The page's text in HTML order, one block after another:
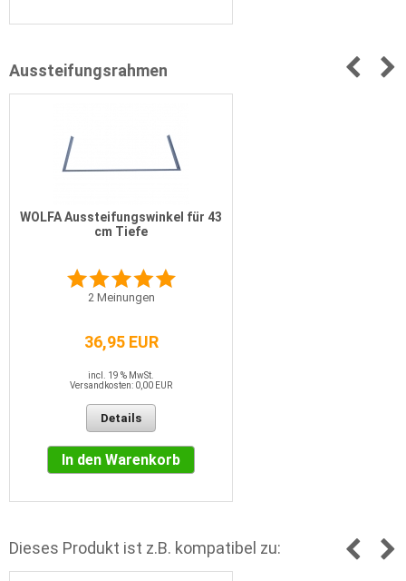
Aussteifungsrahmen
WOLFA Aussteifungswinkel für 43
cm Tiefe
2Meinungen
36,95 EUR
incl. 19 % MwSt.
Versandkosten: 0,00 EUR
Details
In den Warenkorb
Dieses Produkt ist z.B. kompatibel zu: